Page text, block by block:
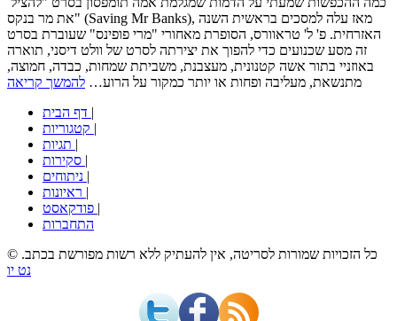
את מר בנקס" (Saving Mr Banks), מאז עלה למסכים בראשית השנה
האזרחית. פ' ל' טראוורס, הסופרת מאחורי "מרי פופינס" שעוברת בסרט
זה מסע שכנועים כדי להפוך את יצירתה לסרט של וולט דיסני, תוארה
באוזניי בתור אשה קטנונית, מעצבנת, משביתת שמחות, כבדה, חמוצה,
מתנשאת, מעליבה ופחות או יותר כמקור על הרוע… להמשך קריאה
|
|
|
|
|
|
|
התחברות
© כל הזכויות שמורות לסריטה, אין להעתיק ללא רשות מפורשת בכתב.
נט יו